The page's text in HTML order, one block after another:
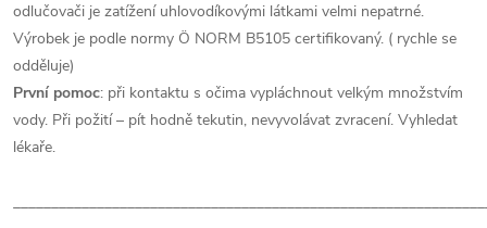
odlučovači je zatížení uhlovodíkovými látkami velmi nepatrné.
Výrobek je podle normy Ö NORM B5105 certifikovaný. ( rychle se
odděluje)
První pomoc: při kontaktu s očima vypláchnout velkým množstvím
vody. Při požití – pít hodně tekutin, nevyvolávat zvracení. Vyhledat
lékaře.